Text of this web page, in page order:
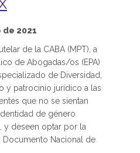
de 2021
de la CABA (MPT), a
de Abogadas/os (EPA)
de Diversidad,
y patrocinio jurídico a las
que no se sientan
de género
y deseen optar por la
Documento Nacional de